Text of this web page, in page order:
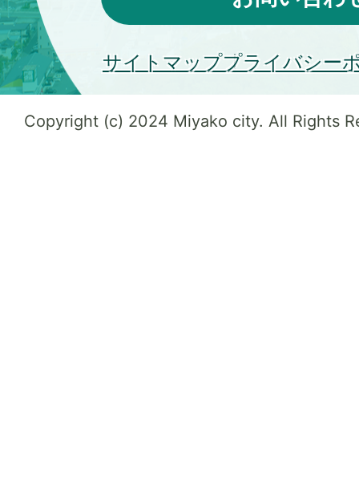
サイトマッププライバシー
Copyright (c) 2024 Miyako city. All Rights